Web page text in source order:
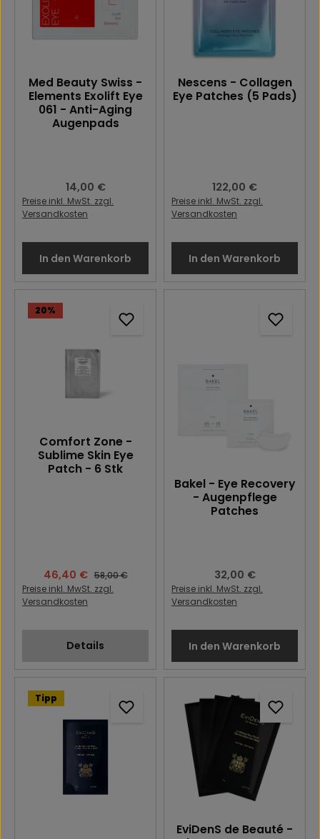
Med Beauty Swiss -
Elements Exolift Eye
061 - Anti-Aging
Augenpads
Regulärer Preis:
14,00 €
Preise inkl. MwSt. zzgl.
Versandkosten
In den Warenkorb
Nescens - Collagen
Eye Patches (5 Pads)
Regulärer Preis:
122,00 €
Preise inkl. MwSt. zzgl.
Versandkosten
In den Warenkorb
20%
Comfort Zone -
Sublime Skin Eye
Patch - 6 Stk
Verkaufspreis:
46,40 € Regulärer Preis:
58,00 €
Preise inkl. MwSt. zzgl.
Versandkosten
Details
Bakel - Eye Recovery
- Augenpflege
Patches
Regulärer Preis:
32,00 €
Preise inkl. MwSt. zzgl.
Versandkosten
In den Warenkorb
Tipp
EviDenS de Beauté -